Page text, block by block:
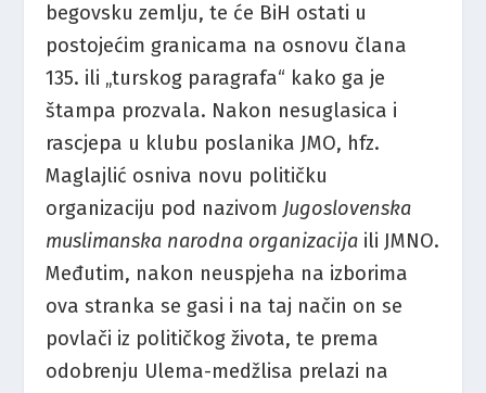
begovsku zemlju, te će BiH ostati u
postojećim granicama na osnovu člana
135. ili „turskog paragrafa“ kako ga je
štampa prozvala. Nakon nesuglasica i
rascjepa u klubu poslanika JMO, hfz.
Maglajlić osniva novu političku
organizaciju pod nazivom Jugoslovenska
muslimanska narodna organizacija ili JMNO.
Međutim, nakon neuspjeha na izborima
ova stranka se gasi i na taj način on se
povlači iz političkog života, te prema
odobrenju Ulema-medžlisa prelazi na